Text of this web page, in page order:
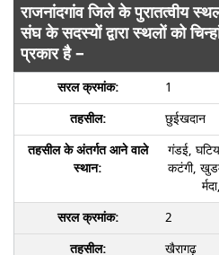
राजनांदगांव जिले के पुरातत्वीय
संघ के सदस्यों द्वारा स्थलों को
प्रकार है –
1
छुईखदान
गंडई,
कटंगी,
2
खैरागढ़